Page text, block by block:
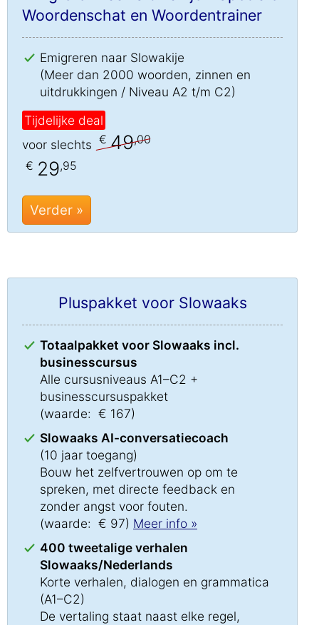
Woordenschat en Woordentrainer
Emigreren naar Slowakije
(Meer dan 2000 woorden, zinnen en
uitdrukkingen / Niveau A2 t/m C2)
Tijdelijke deal
voor slechts € 49,00
€ 29,95
Verder »
Pluspakket voor Slowaaks
Totaalpakket voor Slowaaks incl.
businesscursus
Alle cursusniveaus A1–C2 +
businesscursuspakket
(waarde: € 167)
Slowaaks AI-conversatiecoach
(10 jaar toegang)
Bouw het zelfvertrouwen op om te
spreken, met directe feedback en
zonder angst voor fouten.
(waarde: € 97) Meer info »
400 tweetalige verhalen
Slowaaks/Nederlands
Korte verhalen, dialogen en grammatica
(A1–C2)
De vertaling staat naast elke regel,